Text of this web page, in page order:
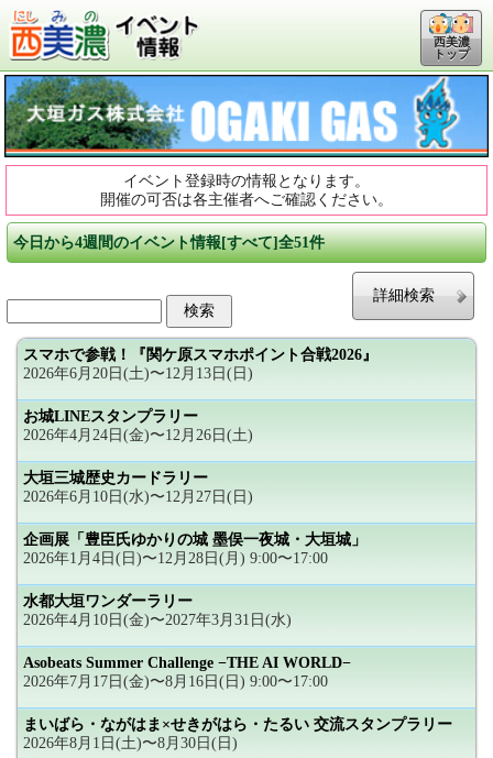
西美濃
トップ
イベント登録時の情報となります。
開催の可否は各主催者へご確認ください。
今日から4週間のイベント情報[すべて]全51件
詳細検索
スマホで参戦！『関ケ原スマホポイント合戦2026』
2026年6月20日(土)〜12月13日(日)
お城LINEスタンプラリー
2026年4月24日(金)〜12月26日(土)
大垣三城歴史カードラリー
2026年6月10日(水)〜12月27日(日)
企画展「豊臣氏ゆかりの城 墨俣一夜城・大垣城」
2026年1月4日(日)〜12月28日(月) 9:00〜17:00
水都大垣ワンダーラリー
2026年4月10日(金)〜2027年3月31日(水)
Asobeats Summer Challenge −THE AI WORLD−
2026年7月17日(金)〜8月16日(日) 9:00〜17:00
まいばら・ながはま×せきがはら・たるい 交流スタンプラリー
2026年8月1日(土)〜8月30日(日)